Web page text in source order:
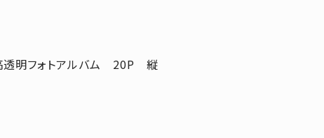
透明フォトアルバム 20P 縦